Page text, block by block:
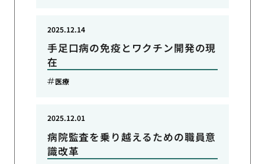
手足口病の免疫とワクチン開発の現
在
2025.12.14
医療
病院監査を乗り越えるための職員意
識改革
2025.12.01